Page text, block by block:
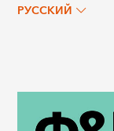
РУССКИЙ